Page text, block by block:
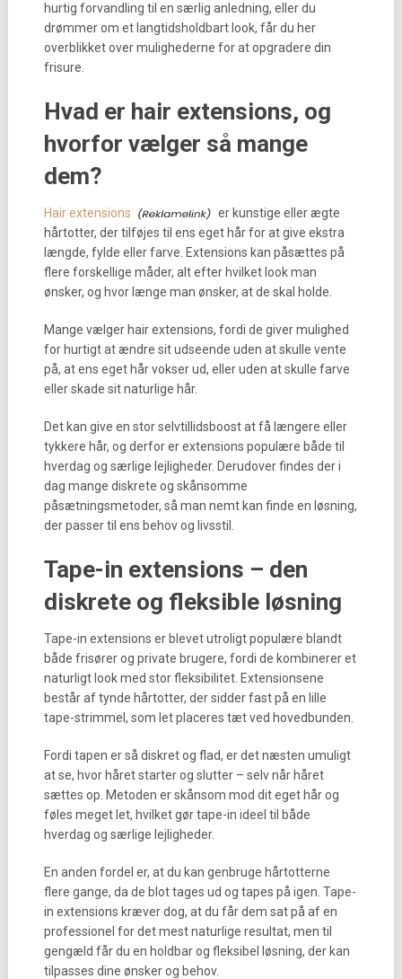
hurtig forvandling til en særlig anledning, eller du
drømmer om et langtidsholdbart look, får du her
overblikket over mulighederne for at opgradere din
frisure.
Hvad er hair extensions, og
hvorfor vælger så mange
dem?
Hair extensions
er kunstige eller ægte
hårtotter, der tilføjes til ens eget hår for at give ekstra
længde, fylde eller farve. Extensions kan påsættes på
flere forskellige måder, alt efter hvilket look man
ønsker, og hvor længe man ønsker, at de skal holde.
Mange vælger hair extensions, fordi de giver mulighed
for hurtigt at ændre sit udseende uden at skulle vente
på, at ens eget hår vokser ud, eller uden at skulle farve
eller skade sit naturlige hår.
Det kan give en stor selvtillidsboost at få længere eller
tykkere hår, og derfor er extensions populære både til
hverdag og særlige lejligheder. Derudover findes der i
dag mange diskrete og skånsomme
påsætningsmetoder, så man nemt kan finde en løsning,
der passer til ens behov og livsstil.
Tape-in extensions – den
diskrete og fleksible løsning
Tape-in extensions er blevet utroligt populære blandt
både frisører og private brugere, fordi de kombinerer et
naturligt look med stor fleksibilitet. Extensionsene
består af tynde hårtotter, der sidder fast på en lille
tape-strimmel, som let placeres tæt ved hovedbunden.
Fordi tapen er så diskret og flad, er det næsten umuligt
at se, hvor håret starter og slutter – selv når håret
sættes op. Metoden er skånsom mod dit eget hår og
føles meget let, hvilket gør tape-in ideel til både
hverdag og særlige lejligheder.
En anden fordel er, at du kan genbruge hårtotterne
flere gange, da de blot tages ud og tapes på igen. Tape-
in extensions kræver dog, at du får dem sat på af en
professionel for det mest naturlige resultat, men til
gengæld får du en holdbar og fleksibel løsning, der kan
tilpasses dine ønsker og behov.